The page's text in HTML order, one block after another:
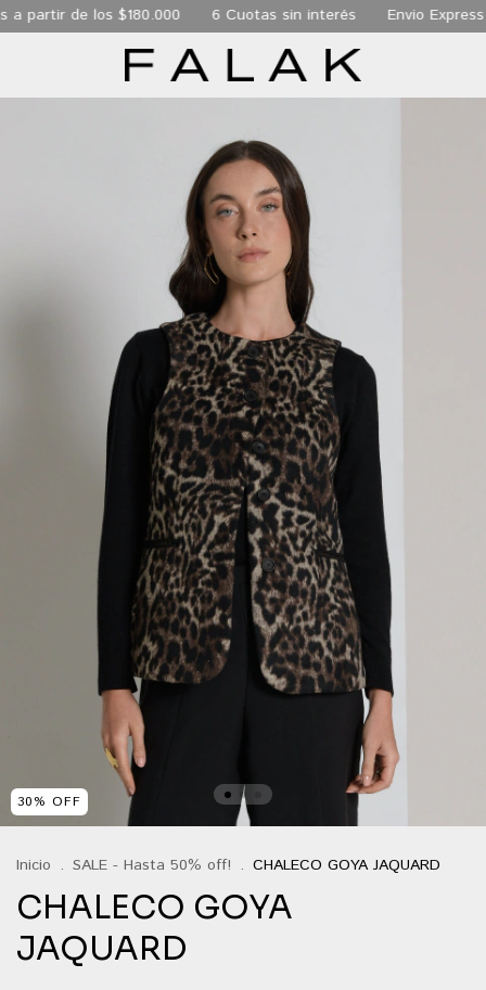
los $180.000 6 Cuotas sin interés Envio Express de 24
30% OFF
Inicio . SALE - Hasta 50% off! . CHALECO GOYA JAQUARD
CHALECO GOYA
JAQUARD